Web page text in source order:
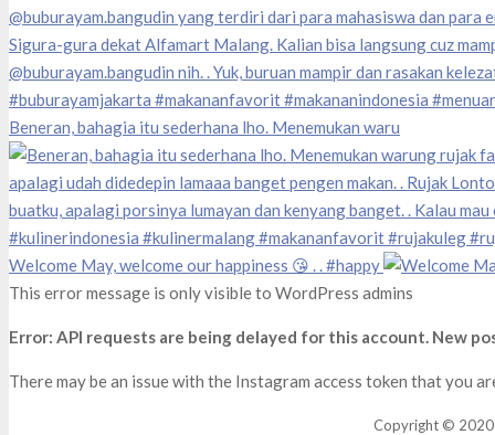
Beneran, bahagia itu sederhana lho. Menemukan waru
Welcome May, welcome our happiness 😘 . . #happy
This error message is only visible to WordPress admins
Error: API requests are being delayed for this account. New
There may be an issue with the Instagram access token that you
Copyright © 2020